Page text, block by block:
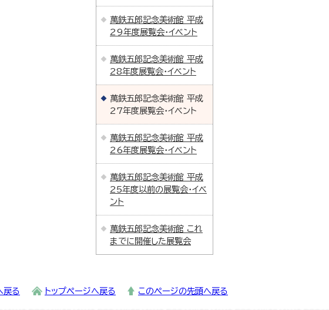
萬鉄五郎記念美術館 平成
29年度展覧会・イベント
萬鉄五郎記念美術館 平成
28年度展覧会・イベント
萬鉄五郎記念美術館 平成
27年度展覧会・イベント
萬鉄五郎記念美術館 平成
26年度展覧会・イベント
萬鉄五郎記念美術館 平成
25年度以前の展覧会・イベ
ント
萬鉄五郎記念美術館 これ
までに開催した展覧会
戻る トップページへ戻る このページの先頭へ戻る